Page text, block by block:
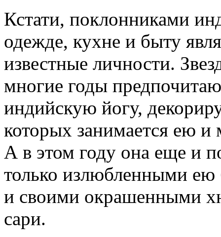
Кстати, поклонниками
одежде, кухне и быту
известные личности.
многие годы
индийскую йогу,
которых занимается ею и
А в этом году она еще и
только излюбленными
и своими окрашенными
сари.